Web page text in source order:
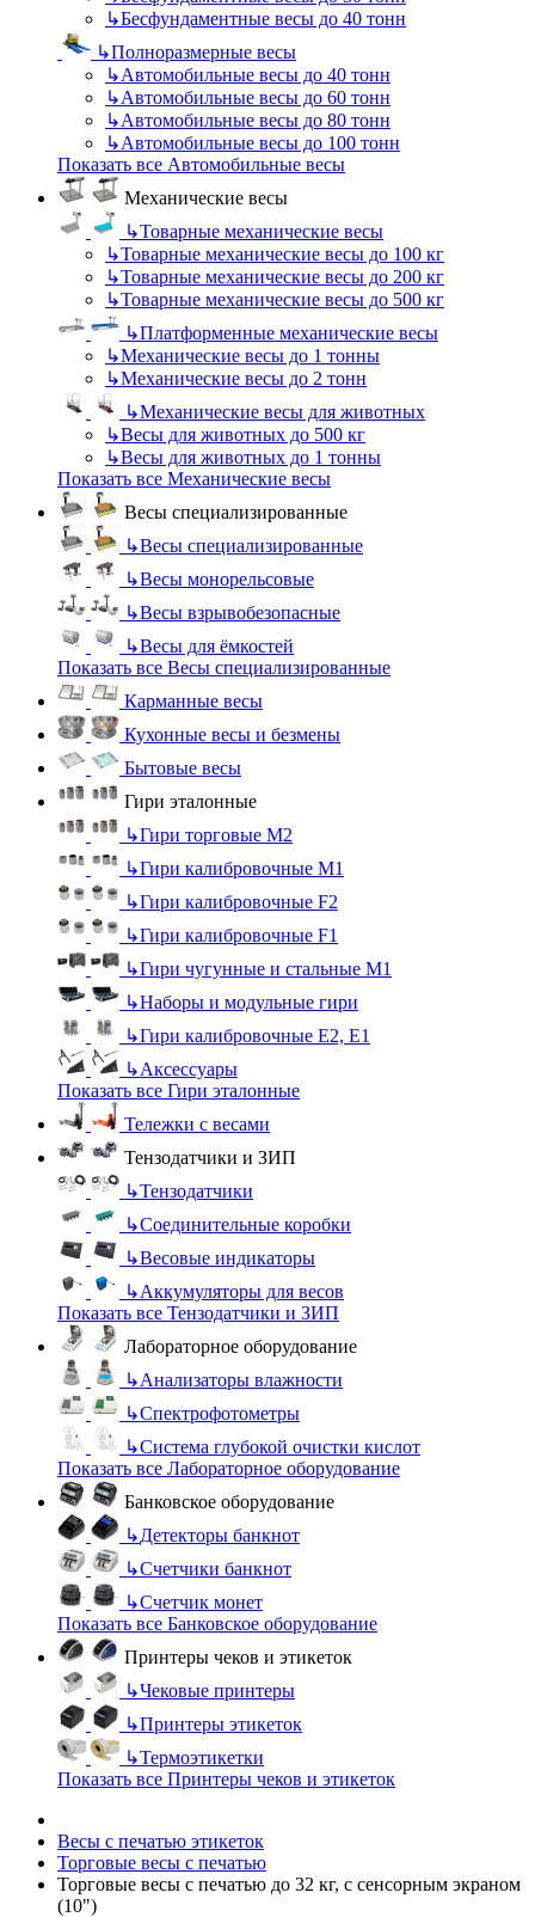
↳Бесфундаментные весы до 40 тонн
↳Полноразмерные весы
↳Автомобильные весы до 40 тонн
↳Автомобильные весы до 60 тонн
↳Автомобильные весы до 80 тонн
↳Автомобильные весы до 100 тонн
Показать все Автомобильные весы
Механические весы
↳Товарные механические весы
↳Товарные механические весы до 100 кг
↳Товарные механические весы до 200 кг
↳Товарные механические весы до 500 кг
↳Платформенные механические весы
↳Механические весы до 1 тонны
↳Механические весы до 2 тонн
↳Механические весы для животных
↳Весы для животных до 500 кг
↳Весы для животных до 1 тонны
Показать все Механические весы
Весы специализированные
↳Весы специализированные
↳Весы монорельсовые
↳Весы взрывобезопасные
↳Весы для ёмкостей
Показать все Весы специализированные
Карманные весы
Кухонные весы и безмены
Бытовые весы
Гири эталонные
↳Гири торговые М2
↳Гири калибровочные М1
↳Гири калибровочные F2
↳Гири калибровочные F1
↳Гири чугунные и стальные М1
↳Наборы и модульные гири
↳Гири калибровочные E2, Е1
↳Аксессуары
Показать все Гири эталонные
Тележки с весами
Тензодатчики и ЗИП
↳Тензодатчики
↳Соединительные коробки
↳Весовые индикаторы
↳Аккумуляторы для весов
Показать все Тензодатчики и ЗИП
Лабораторное оборудование
↳Анализаторы влажности
↳Спектрофотометры
↳Система глубокой очистки кислот
Показать все Лабораторное оборудование
Банковское оборудование
↳Детекторы банкнот
↳Счетчики банкнот
↳Счетчик монет
Показать все Банковское оборудование
Принтеры чеков и этикеток
↳Чековые принтеры
↳Принтеры этикеток
↳Термоэтикетки
Показать все Принтеры чеков и этикеток
Весы с печатью этикеток
Торговые весы с печатью
Торговые весы с печатью до 32 кг, с сенсорным экраном
(10")